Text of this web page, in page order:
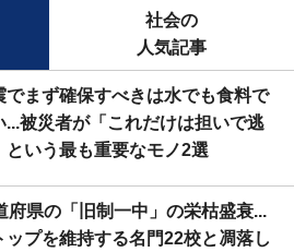
社会の
人気記事
でまず確保すべきは水でも食料で
...被災者が「これだけは担いで逃
という最も重要なモノ2選
府県の「旧制一中」の栄枯盛衰...
ップを維持する名門22校と凋落し